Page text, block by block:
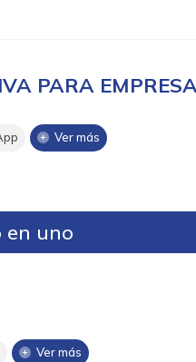
PARA
Ver más
en uno
Ver más